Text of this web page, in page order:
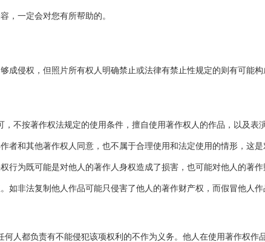
，一定会对您有所帮助的。
侵权，但照片所有权人明确禁止或法律有禁止性规定的则有可能构
按著作权法规定的使用条件，擅自使用著作权人的作品，以及表
者和其他著作权人同意，也不属于合理使用和法定使用的情形，这是
行为既可能是对他人的著作人身权造成了损害，也可能对他人的著
如非法复制他人作品可能只侵害了他人的著作财产权，而假冒他人作
人都负责有不能侵犯该项权利的不作为义务。他人在使用著作权作